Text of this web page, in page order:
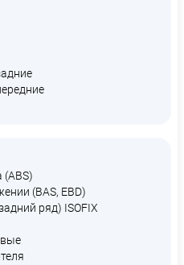
(ABS)
(BAS, EBD)
ряд) ISOFIX